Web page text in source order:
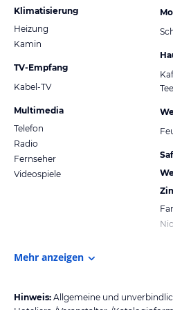
Klimatisierung
Heizung
Kamin
TV-Empfang
Kabel-TV
Multimedia
Telefon
Radio
Fernseher
Videospiele
Mehr anzeigen
Hinweis: Allgemeine und